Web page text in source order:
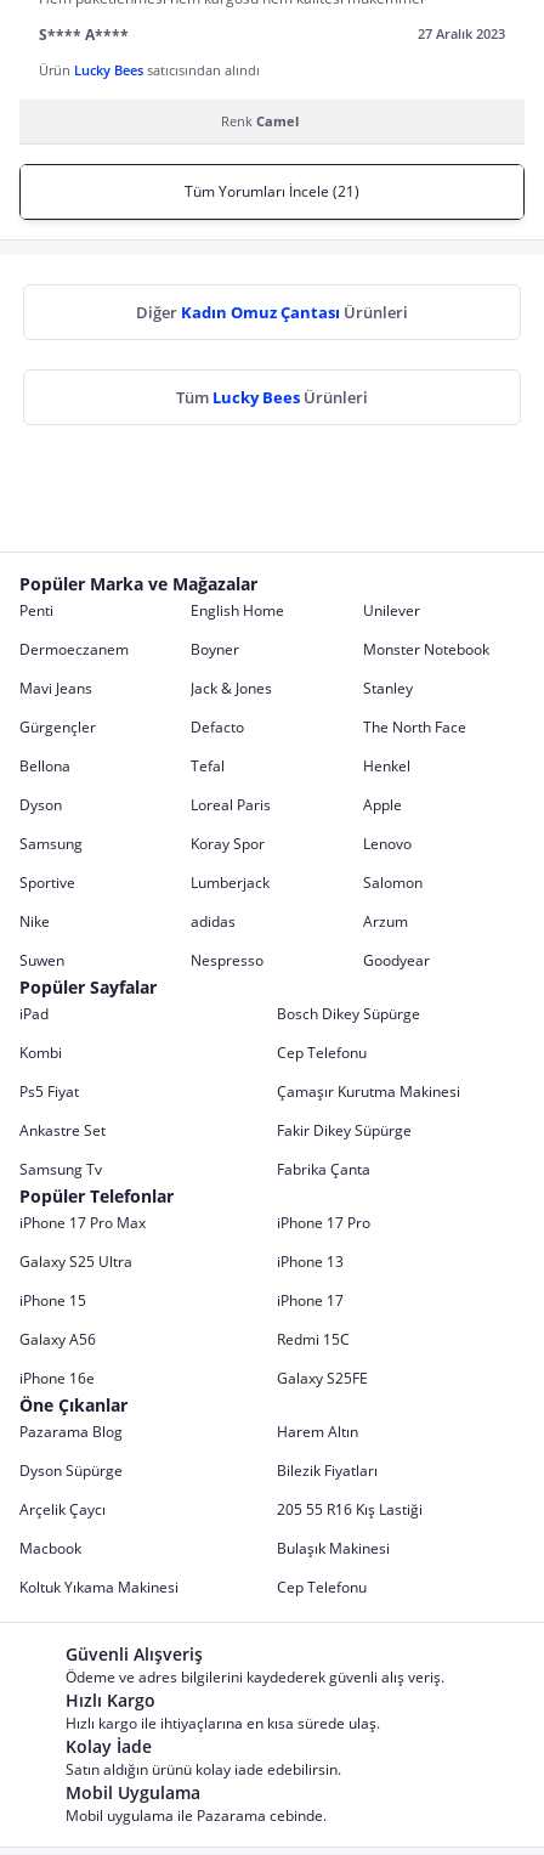
S**** A****
27 Aralık 2023
Ürün Lucky Bees satıcısından alındı
Renk Camel
Tüm Yorumları İncele (21)
Diğer Kadın Omuz Çantası Ürünleri
Tüm Lucky Bees Ürünleri
Popüler Marka ve Mağazalar
Penti English Home
Unilever
Dermoeczanem
Boyner
Monster Notebook
Mavi Jeans
Jack & Jones
Stanley
Gürgençler
Defacto
The North Face
Bellona
Tefal
Henkel
Dyson
Loreal Paris
Apple
Samsung
Koray Spor
Lenovo
Sportive
Lumberjack
Salomon
Nike
adidas
Arzum
Suwen
Nespresso Goodyear
Popüler Sayfalar
iPad
Bosch Dikey Süpürge
Kombi
Cep Telefonu
Ps5 Fiyat
Çamaşır Kurutma Makinesi
Ankastre Set
Fakir Dikey Süpürge
Samsung Tv
Fabrika Çanta
Popüler Telefonlar
iPhone 17 Pro Max
iPhone 17 Pro
Galaxy S25 Ultra
iPhone 13
iPhone 15
iPhone 17
Galaxy A56
Redmi 15C
iPhone 16e
Galaxy S25FE
Öne Çıkanlar
Pazarama Blog
Harem Altın
Dyson Süpürge
Bilezik Fiyatları
Arçelik Çaycı
205 55 R16 Kış Lastiği
Macbook
Bulaşık Makinesi
Koltuk Yıkama Makinesi
Cep Telefonu
Güvenli Alışveriş
Ödeme ve adres bilgilerini kaydederek güvenli alış veriş.
Hızlı Kargo
Hızlı kargo ile ihtiyaçlarına en kısa sürede ulaş.
Kolay İade
Satın aldığın ürünü kolay iade edebilirsin.
Mobil Uygulama
Mobil uygulama ile Pazarama cebinde.